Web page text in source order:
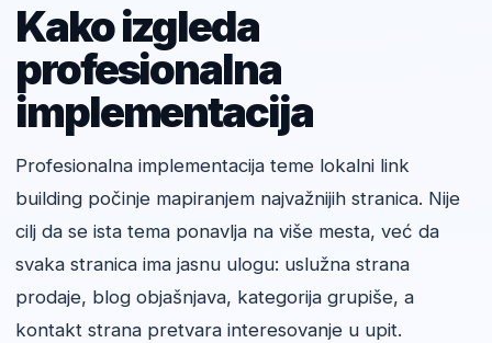
Kako izgleda
profesionalna
implementacija
Profesionalna implementacija teme lokalni link
building počinje mapiranjem najvažnijih stranica. Nije
cilj da se ista tema ponavlja na više mesta, već da
svaka stranica ima jasnu ulogu: uslužna strana
prodaje, blog objašnjava, kategorija grupiše, a
kontakt strana pretvara interesovanje u upit.